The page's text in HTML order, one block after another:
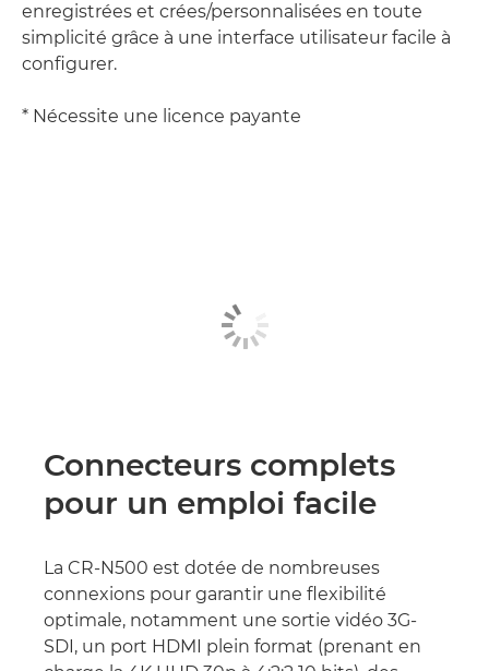
enregistrées et crées/personnalisées en toute
simplicité grâce à une interface utilisateur facile à
configurer.
* Nécessite une licence payante
Connecteurs complets
pour un emploi facile
La CR-N500 est dotée de nombreuses
connexions pour garantir une flexibilité
optimale, notamment une sortie vidéo 3G-
SDI, un port HDMI plein format (prenant en